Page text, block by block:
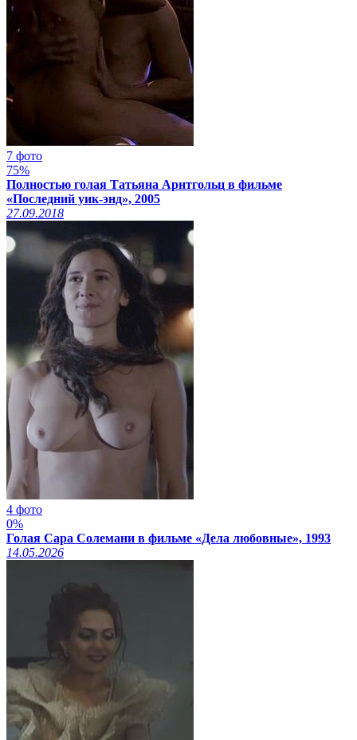
7 фото
75%
Полностью голая Татьяна Арнтгольц в фильме
«Последний уик-энд», 2005
27.09.2018
4 фото
0%
Голая Сара Солемани в фильме «Дела любовные», 1993
14.05.2026